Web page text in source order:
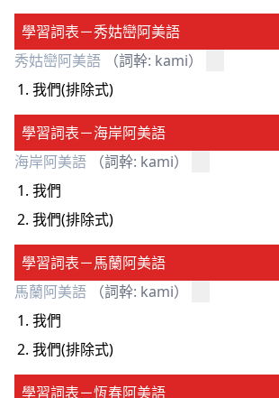
學習詞表－秀姑巒阿美語
秀姑巒阿美語
（詞幹: kami）
我們(排除式)
學習詞表－海岸阿美語
海岸阿美語
（詞幹: kami）
我們
我們(排除式)
學習詞表－馬蘭阿美語
馬蘭阿美語
（詞幹: kami）
我們
我們(排除式)
學習詞表－恆春阿美語